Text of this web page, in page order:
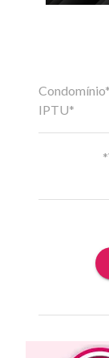
Condomínio*
IPTU*